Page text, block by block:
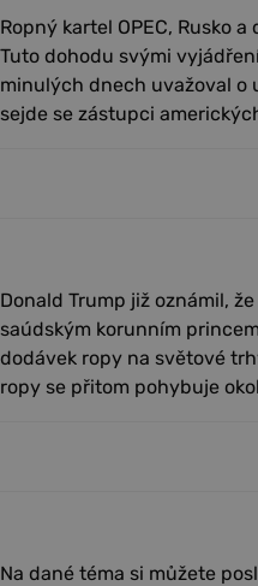
Ropný kartel OPEC, Rusko
Tuto dohodu svými
minulých dnech uvažoval o
sejde se zástupci
Donald Trump již oznámil,
saúdským korunním
dodávek ropy na světové
ropy se přitom pohybuje
Na dané téma si můžete